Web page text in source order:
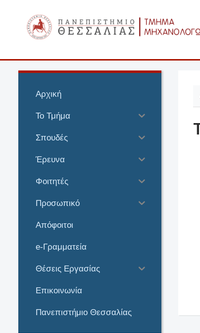
Αρχική
Το Τμήμα
Σπουδές
Έρευνα
Φοιτητές
Προσωπικό
Απόφοιτοι
e-Γραμματεία
Θέσεις Εργασίας
Επικοινωνία
Πανεπιστήμιο Θεσσαλίας